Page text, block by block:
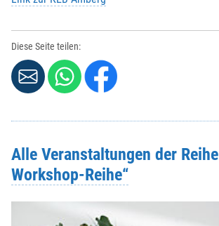
Diese Seite teilen:
Alle Veranstaltungen der Reihe
Workshop-Reihe“